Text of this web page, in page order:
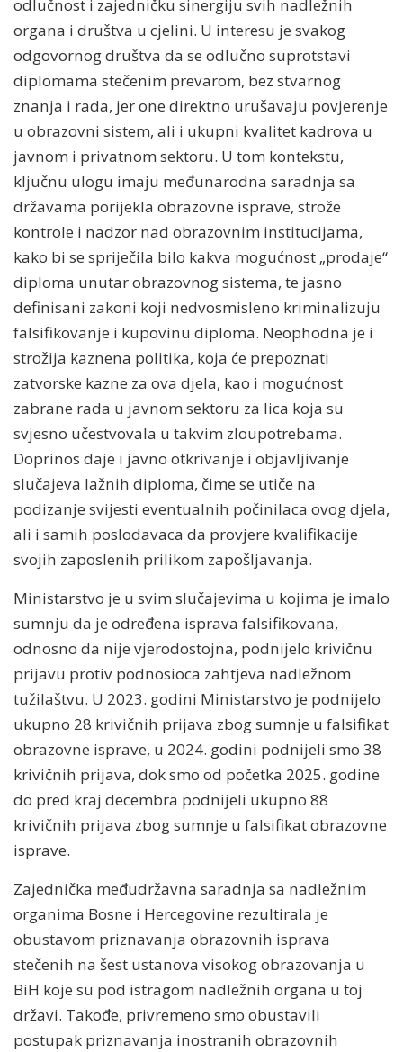
odlučnost i zajedničku sinergiju svih nadležnih
organa i društva u cjelini. U interesu je svakog
odgovornog društva da se odlučno suprotstavi
diplomama stečenim prevarom, bez stvarnog
znanja i rada, jer one direktno urušavaju povjerenje
u obrazovni sistem, ali i ukupni kvalitet kadrova u
javnom i privatnom sektoru. U tom kontekstu,
ključnu ulogu imaju međunarodna saradnja sa
državama porijekla obrazovne isprave, strože
kontrole i nadzor nad obrazovnim institucijama,
kako bi se spriječila bilo kakva mogućnost „prodaje“
diploma unutar obrazovnog sistema, te jasno
definisani zakoni koji nedvosmisleno kriminalizuju
falsifikovanje i kupovinu diploma. Neophodna je i
strožija kaznena politika, koja će prepoznati
zatvorske kazne za ova djela, kao i mogućnost
zabrane rada u javnom sektoru za lica koja su
svjesno učestvovala u takvim zloupotrebama.
Doprinos daje i javno otkrivanje i objavljivanje
slučajeva lažnih diploma, čime se utiče na
podizanje svijesti eventualnih počinilaca ovog djela,
ali i samih poslodavaca da provjere kvalifikacije
svojih zaposlenih prilikom zapošljavanja.
Ministarstvo je u svim slučajevima u kojima je imalo
sumnju da je određena isprava falsifikovana,
odnosno da nije vjerodostojna, podnijelo krivičnu
prijavu protiv podnosioca zahtjeva nadležnom
tužilaštvu. U 2023. godini Ministarstvo je podnijelo
ukupno 28 krivičnih prijava zbog sumnje u falsifikat
obrazovne isprave, u 2024. godini podnijeli smo 38
krivičnih prijava, dok smo od početka 2025. godine
do pred kraj decembra podnijeli ukupno 88
krivičnih prijava zbog sumnje u falsifikat obrazovne
isprave.
Zajednička međudržavna saradnja sa nadležnim
organima Bosne i Hercegovine rezultirala je
obustavom priznavanja obrazovnih isprava
stečenih na šest ustanova visokog obrazovanja u
BiH koje su pod istragom nadležnih organa u toj
državi. Takođe, privremeno smo obustavili
postupak priznavanja inostranih obrazovnih